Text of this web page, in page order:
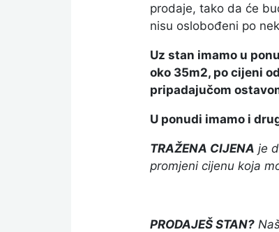
prodaje, tako da će
nisu oslobođeni po
Uz stan imamo u
oko 35m2, po cijeni
pripadajučom
U ponudi imamo i
TRAŽENA CIJENA je
promjeni cijenu koja
PRODAJEŠ STAN?